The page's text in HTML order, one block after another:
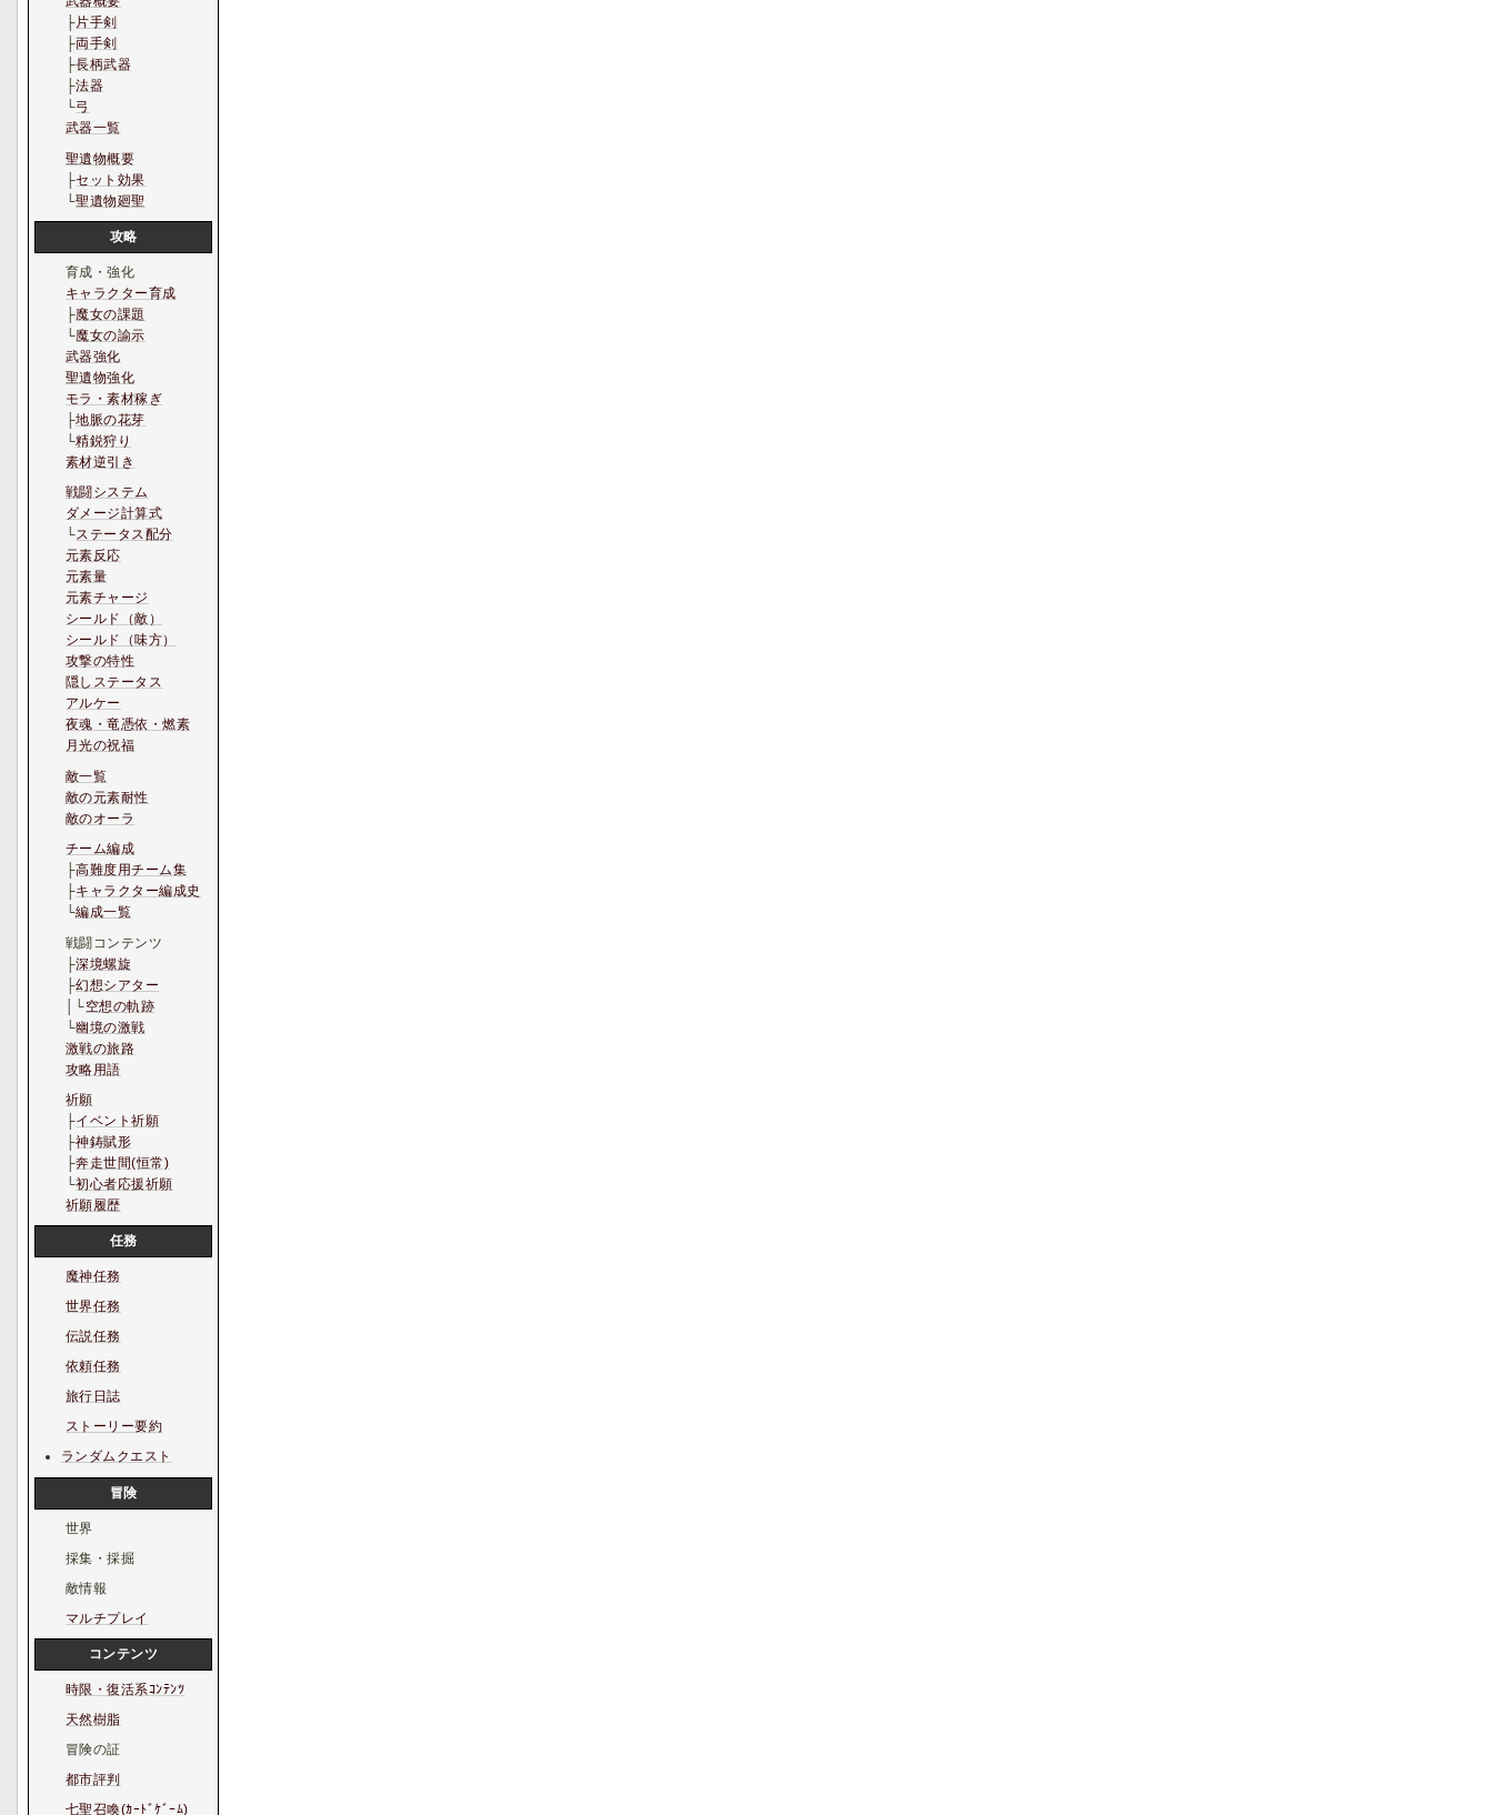
├片手剣
├両手剣
├長柄武器
├法器
└弓
武器一覧
聖遺物概要
├セット効果
└聖遺物廻聖
攻略
育成・強化
キャラクター育成
├魔女の課題
└魔女の諭示
武器強化
聖遺物強化
モラ・素材稼ぎ
├地脈の花芽
└精鋭狩り
素材逆引き
戦闘システム
ダメージ計算式
└ステータス配分
元素反応
元素量
元素チャージ
シールド（敵）
シールド（味方）
攻撃の特性
隠しステータス
アルケー
夜魂・竜憑依・燃素
月光の祝福
敵一覧
敵の元素耐性
敵のオーラ
チーム編成
├高難度用チーム集
├キャラクター編成史
└編成一覧
戦闘コンテンツ
├深境螺旋
├幻想シアター
│└空想の軌跡
└幽境の激戦
激戦の旅路
攻略用語
祈願
├イベント祈願
├神鋳賦形
├奔走世間(恒常)
└初心者応援祈願
祈願履歴
任務
魔神任務
世界任務
伝説任務
依頼任務
旅行日誌
ストーリー要約
ランダムクエスト
冒険
世界
採集・採掘
敵情報
マルチプレイ
コンテンツ
時限・復活系ｺﾝﾃﾝﾂ
天然樹脂
冒険の証
都市評判
七聖召喚(ｶｰﾄﾞｹﾞｰﾑ)